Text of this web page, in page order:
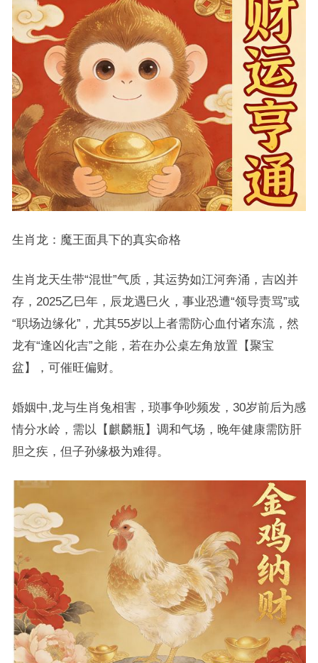
生肖龙：魔王面具下的真实命格
生肖龙天生带“混世”气质，其运势如江河奔涌，吉凶并
存，2025乙巳年，辰龙遇巳火，事业恐遭“领导责骂”或
“职场边缘化”，尤其55岁以上者需防心血付诸东流，然
龙有“逢凶化吉”之能，若在办公桌左角放置【聚宝
盆】，可催旺偏财。
婚姻中,龙与生肖兔相害，琐事争吵频发，30岁前后为感
情分水岭，需以【麒麟瓶】调和气场，晚年健康需防肝
胆之疾，但子孙缘极为难得。